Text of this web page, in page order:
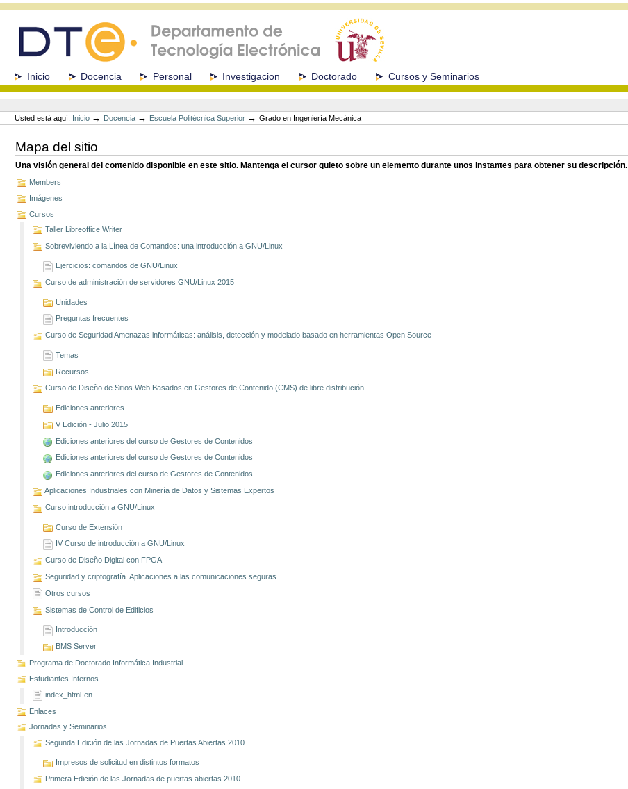
navegación
SeccionesInicio Docencia Personal Investigacion Doctorado Cursos y Seminarios
Herramientas
Personales
Usted está aquí: Inicio → Docencia → Escuela Politécnica Superior →Grado en Ingeniería Mecánica
Mapa del sitio
Una visión general del contenido disponible en este sitio. Mantenga el cursor quieto sobre un elemento durante unos instantes para obtener su descripción.
Members
Imágenes
Cursos
Taller Libreoffice Writer
Sobreviviendo a la Línea de Comandos: una introducción a GNU/Linux
Ejercicios: comandos de GNU/Linux
Curso de administración de servidores GNU/Linux 2015
Unidades
Preguntas frecuentes
Curso de Seguridad Amenazas informáticas: análisis, detección y modelado basado en herramientas Open Source
Temas
Recursos
Curso de Diseño de Sitios Web Basados en Gestores de Contenido (CMS) de libre distribución
Ediciones anteriores
V Edición - Julio 2015
Ediciones anteriores del curso de Gestores de Contenidos
Ediciones anteriores del curso de Gestores de Contenidos
Ediciones anteriores del curso de Gestores de Contenidos
Aplicaciones Industriales con Minería de Datos y Sistemas Expertos
Curso introducción a GNU/Linux
Curso de Extensión
IV Curso de introducción a GNU/Linux
Curso de Diseño Digital con FPGA
Seguridad y criptografía. Aplicaciones a las comunicaciones seguras.
Otros cursos
Sistemas de Control de Edificios
Introducción
BMS Server
Programa de Doctorado Informática Industrial
Estudiantes Internos
index_html-en
Enlaces
Jornadas y Seminarios
Segunda Edición de las Jornadas de Puertas Abiertas 2010
Impresos de solicitud en distintos formatos
Primera Edición de las Jornadas de puertas abiertas 2010